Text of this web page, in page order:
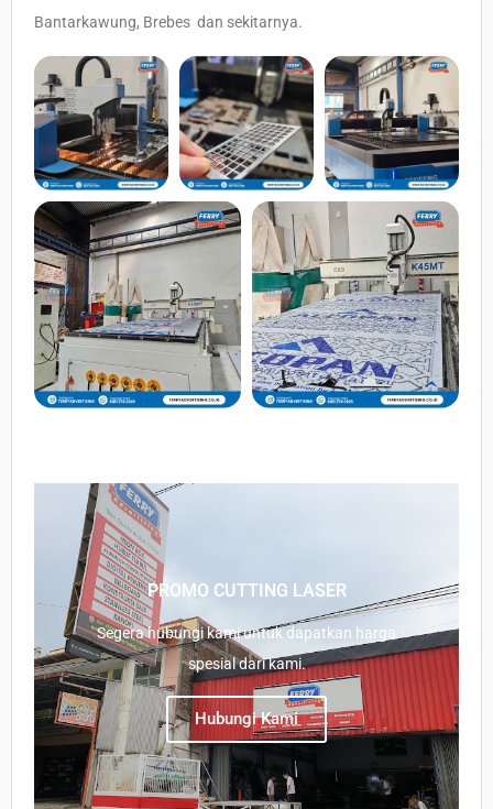
Bantarkawung, Brebes dan sekitarnya.
PROMO CUTTING LASER
Segera hubungi kami untuk dapatkan harga
spesial dari kami.
Hubungi Kami